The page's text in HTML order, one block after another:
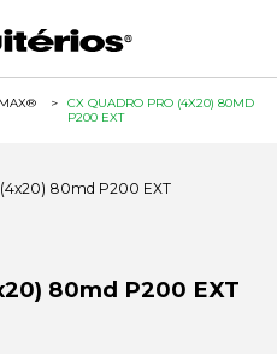
>
CX QUADRO PRO (4X20) 80MD
P200 EXT
80md P200 EXT